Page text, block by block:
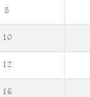
8
10
12
16